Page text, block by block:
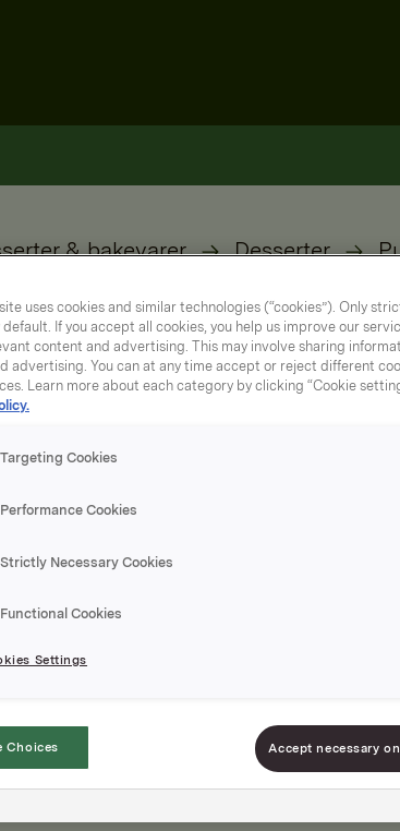
& bakevarer Desserter
uses cookies and similar technologies (“cookies”). Only
If you accept all cookies, you help us improve our
content and advertising. This may involve sharing
advertising. You can at any time accept or reject different
Learn more about each category by clicking “Cookie
Targeting Cookies
Performance Cookies
Strictly Necessary Cookies
Functional Cookies
Settings
Choices Accept necessary